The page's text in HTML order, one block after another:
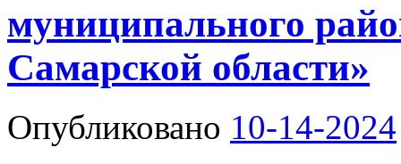
муниципального
Самарской области»
Опубликовано 10-14-2024